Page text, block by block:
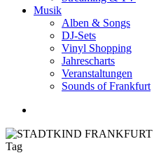
Musik
Alben & Songs
DJ-Sets
Vinyl Shopping
Jahrescharts
Veranstaltungen
Sounds of Frankfurt
Tag